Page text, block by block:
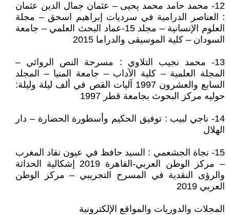
12- محمد حامد محمد يحيى – عثمان جمال الدين عثمان
: العناصر الدرامية في سرديات إبراهيم اسحق – مجلة
العلوم الإنسانية – مجلد 15-عماد البحث العلمي – جامعة
السودان – كلية الموسيقى والدراما 2015
13- محمد نجيب التلاوي : مسرحة النص الروائي –
المجلة العلمية – كلية الآداب – جامعة المنيا – المجلد
السابع والعشرون 1997 آليات القص في ألف ليلة وليلة:
حوليه مركز البحوث بجامعة قطر 1997
14- ناجي لبيب : توفيق الحكيم وأسطورة الحضارة – دار
الهلال
15- نجاة الجشعمي : السيد حافظ في عيون نقاد المغرب
– مركز الوطن العربي-القاهرة 2019 إشكالية الحداثة
والرؤى النقدية في المسرح التجريبي – مركز الوطن
العربي 2019
المجلات والدوريات والمواقع الإلكترونية